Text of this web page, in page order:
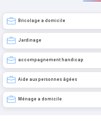
Bricolage a domicile
Jardinage
accompagnement handicap
Aide aux personnes âgées
Ménage a domicile